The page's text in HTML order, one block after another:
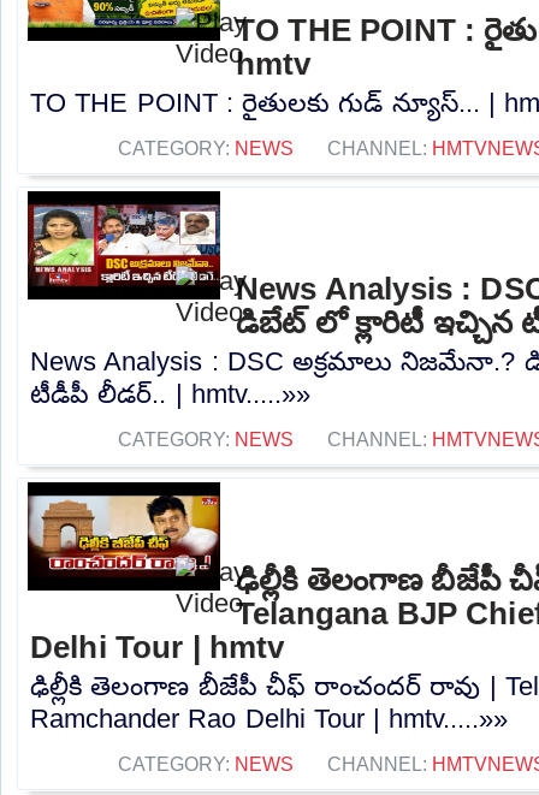
TO THE POINT :
hmtv
TO THE POINT : రైతులకు గుడ్ న్యూస్... |
CATEGORY: NEWS CHANNEL:
News Analysis :
డిబేట్ లో క్లారిటీ ఇచ్చిన
News Analysis : DSC అక్రమాలు నిజమేనా.?
టీడీపీ లీడర్.. | hmtv.....»»
CATEGORY: NEWS CHANNEL:
ఢిల్లీకి తెలంగాణ బీజేపీ
Telangana BJP
Delhi Tour | hmtv
ఢిల్లీకి తెలంగాణ బీజేపీ చీఫ్ రాంచందర్ రావు |
Ramchander Rao Delhi Tour | hmtv.....»»
CATEGORY: NEWS CHANNEL: